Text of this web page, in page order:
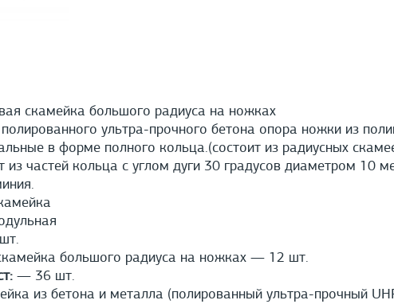
скамейка большого радиуса на ножках
ультра-прочного бетона опора ножки из
в форме полного кольца.(состоит из радиусных
из частей кольца с углом дуги 30 градусов диаметром 10
большого радиуса на ножках — 12 шт.
— 36 шт.
из бетона и металла (полированный ультра-прочный